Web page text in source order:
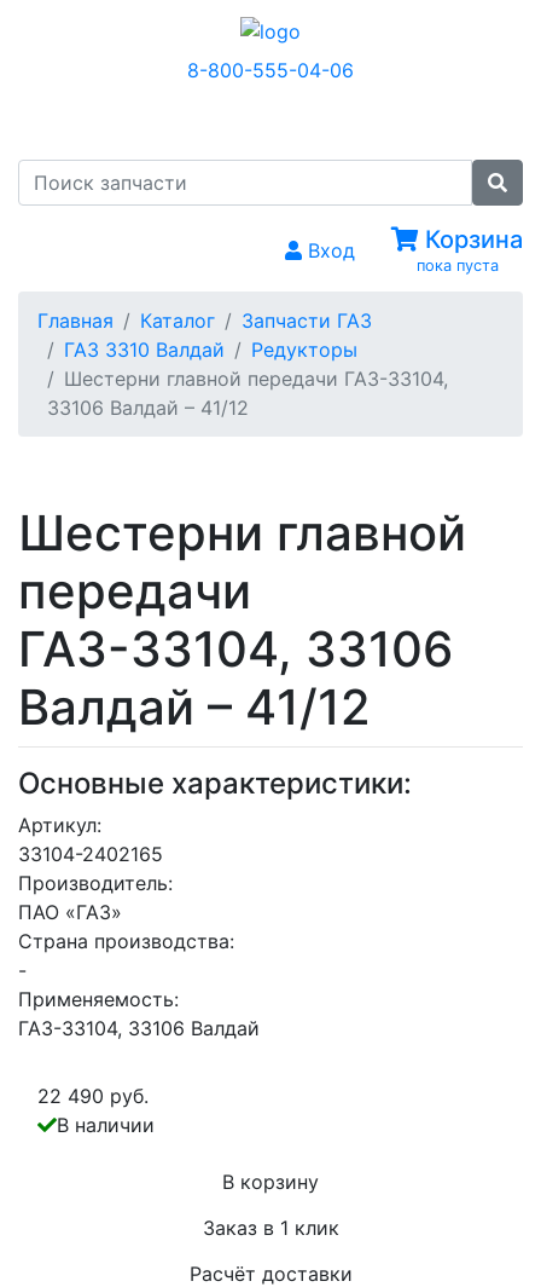
8-800-555-04-06
Вход Корзина
пока пуста
Главная Каталог
Запчасти ГАЗ
ГАЗ 3310 Валдай
Редукторы
Шестерни главной передачи ГАЗ-33104,
33106 Валдай – 41/12
Шестерни главной
передачи
ГАЗ-33104, 33106
Валдай – 41/12
Основные характеристики:
Артикул:
33104-2402165
Производитель:
ПАО «ГАЗ»
Страна производства:
-
Применяемость:
ГАЗ-33104, 33106 Валдай
22 490 руб.
В наличии
В корзину
Заказ в 1 клик
Расчёт доставки